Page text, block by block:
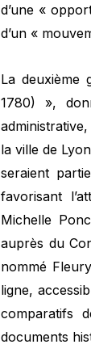
d’une «
d’un «
La deuxième
1780) »,
la ville de
seraient
favorisant
Michelle
auprès du
nommé
ligne,
comparatifs
documents